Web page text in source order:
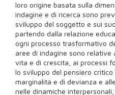
loro origine basata sulla
indagine e di ricerca sono
sviluppo del soggetto e sui
partendo dalla relazione
ogni processo trasformativo
aree di indagine sono relative
vita e di crescita, ai processi
lo sviluppo del pensiero
marginalità e di devianza e
nelle dinamiche